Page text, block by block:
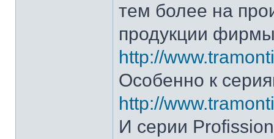
тем более на
продукции
http://
Особенно к
http://
И серии